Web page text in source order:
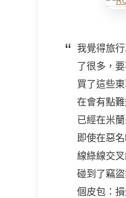
我覺得旅
了很多，
買了這些
在會有點
已經在米
即使在惡
線綠線交
碰到了竊
個皮包：